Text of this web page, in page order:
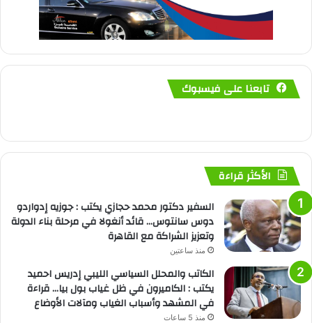
تابعنا على فيسبوك
الأكثر قراءة
السفير دكتور محمد حجازي يكتب : جوزيه إدواردو
دوس سانتوس… قائد أنغولا في مرحلة بناء الدولة
وتعزيز الشراكة مع القاهرة
منذ ساعتين
الكاتب والمحلل السياسي الليبي إدريس احميد
يكتب : الكاميرون في ظل غياب بول بيا… قراءة
في المشهد وأسباب الغياب ومآلات الأوضاع
منذ 5 ساعات